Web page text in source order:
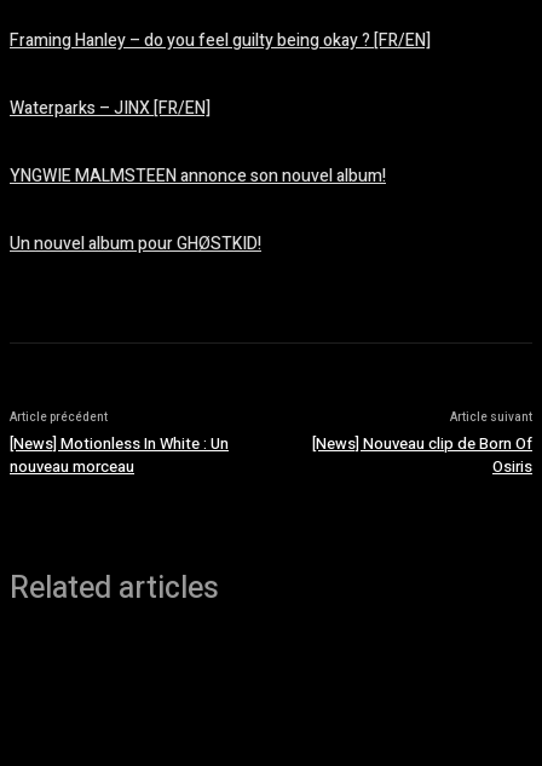
Framing Hanley – do you feel guilty being okay ? [FR/EN]
Waterparks – JINX [FR/EN]
YNGWIE MALMSTEEN annonce son nouvel album!
Un nouvel album pour GHØSTKID!
Article précédent
[News] Motionless In White : Un
nouveau morceau
Article suivant
[News] Nouveau clip de Born Of
Osiris
Related articles